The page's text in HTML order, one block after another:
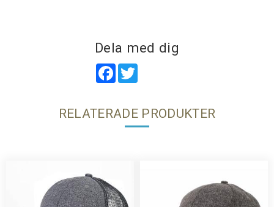
Dela med dig
Facebook
RELATERADE PRODUKTER